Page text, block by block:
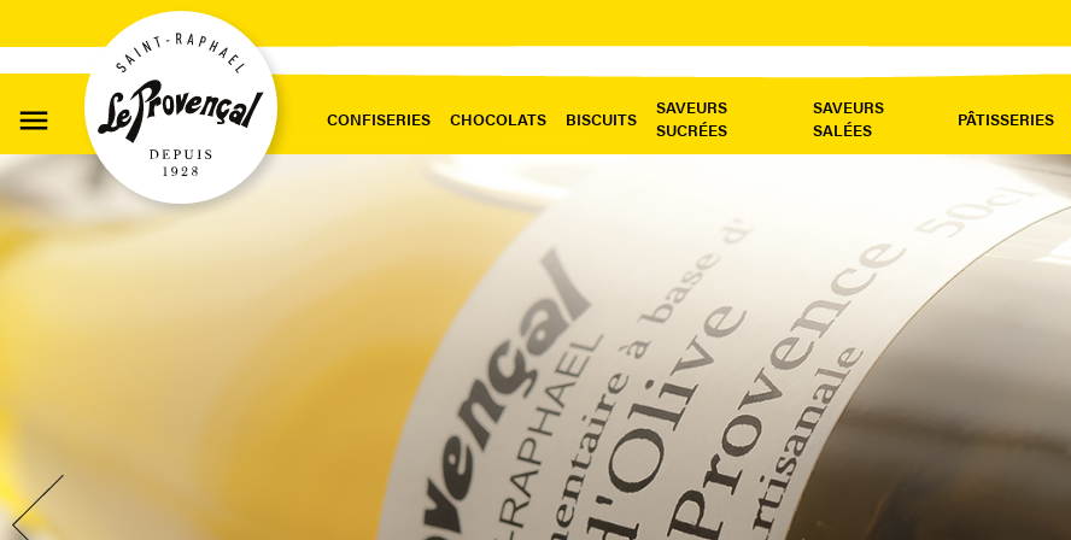
 CONFISERIES CHOCOLATS BISCUITS
SAVEURS
SUCRÉES
SAVEURS
SALÉES
PÂTISSERIES